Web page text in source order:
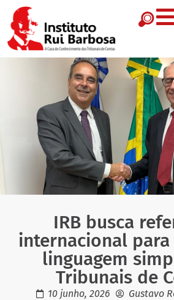
IRB busca
internacional
linguagem
Tribunais de
10 junho, 2026 Gustavo